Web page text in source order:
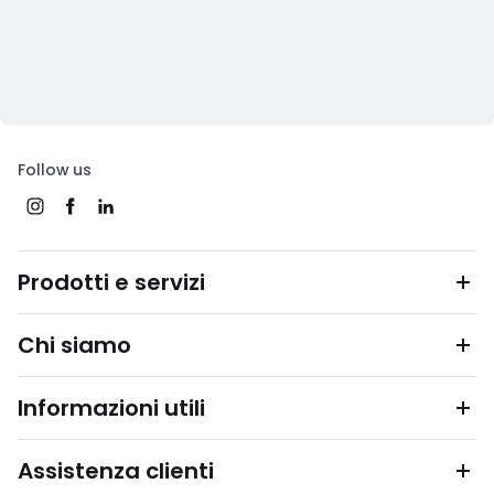
Follow us
Prodotti e servizi
Chi siamo
Informazioni utili
Assistenza clienti